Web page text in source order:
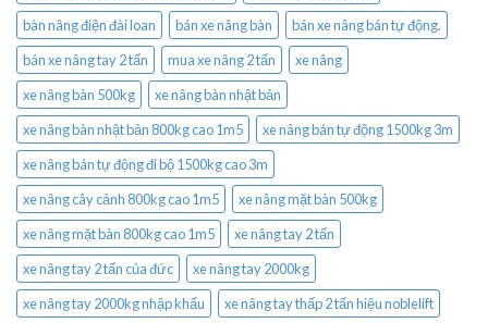
bàn nâng điện đài loan
bán xe nâng bàn
bán xe nâng bán tự động.
bán xe nâng tay 2 tấn
mua xe nâng 2 tấn
xe nâng
xe nâng bàn 500kg
xe nâng bàn nhật bản
xe nâng bàn nhật bản 800kg cao 1m5
xe nâng bán tự động 1500kg 3m
xe nâng bán tự động đi bộ 1500kg cao 3m
xe nâng cây cảnh 800kg cao 1m5
xe nâng mặt bàn 500kg
xe nâng mặt bàn 800kg cao 1m5
xe nâng tay 2 tấn
xe nâng tay 2 tấn của đức
xe nâng tay 2000kg
xe nâng tay 2000kg nhập khẩu
xe nâng tay thấp 2 tấn hiệu noblelift